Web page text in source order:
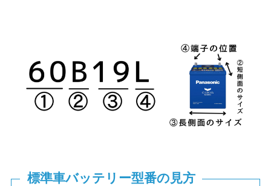
標準車バッテリー型番の見方